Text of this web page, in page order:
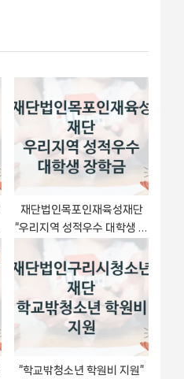
재단법인목포인재육성재단
“우리지역 성적우수 대학생 장
학금” 복지 지원혜택 – 신청
방법과 구비 서류
“학교밖청소년 학원비 지원”